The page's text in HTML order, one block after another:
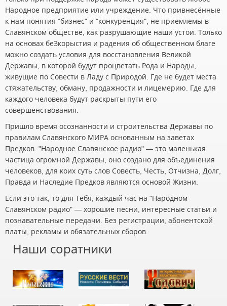
Народное предприятие или учреждение. Что привнесённые
к нам понятия "бизнес" и "конкуренция", не приемлемы в
Славянском обществе, как разрушающие наши устои. Только
на основах беЗкорыстия и радения об общественном благе
можно создать условия для восстановления Великой
Державы, в которой будут процветать Рода и Народы,
живущие по Совести в Ладу с Природой. Где не будет места
стяжательству, обману, продажности и лицемерию. Где для
каждого человека будут раскрыты пути его
совершенствования.
Пришло время осознанности и строительства Державы по
правилам Славянского МИРА основанным на заветах
Предков. "Народное Славянское радио" — это маленькая
частица огромной Державы, оно создано для объединения
человеков, для коих суть слов Совесть, Честь, Отчизна, Долг,
Правда и Наследие Предков являются основой Жизни.
Если это так, то для Тебя, каждый час на "Народном
Славянском радио" — хорошие песни, интересные статьи и
познавательные передачи. Без регистрации, абонентской
платы, рекламы и обязательных сборов.
Наши соратники